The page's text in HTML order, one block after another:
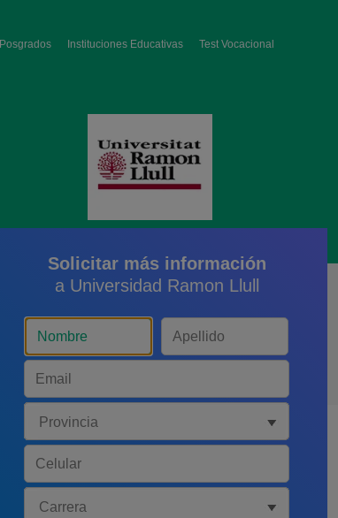
Posgrados Instituciones Educativas Test Vocacional
Solicitar más información
a Universidad Ramon Llull